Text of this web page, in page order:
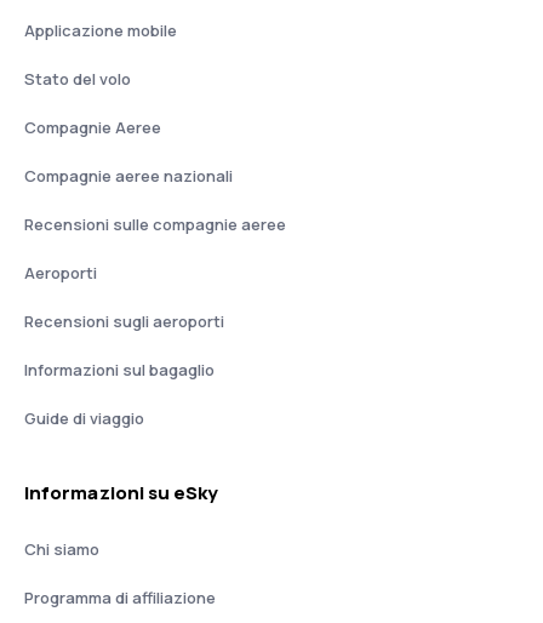
Applicazione mobile
Stato del volo
Compagnie Aeree
Compagnie aeree nazionali
Recensioni sulle compagnie aeree
Aeroporti
Recensioni sugli aeroporti
Informazioni sul bagaglio
Guide di viaggio
Informazioni su eSky
Chi siamo
Programma di affiliazione